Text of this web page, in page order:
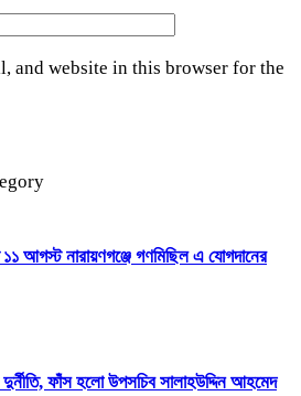
and website in this browser for the
১১ আগস্ট নারায়ণগঞ্জে গণমিছিল এ যোগদানের
ফাঁস হলো উপসচিব সালাহউদ্দিন আহমেদ